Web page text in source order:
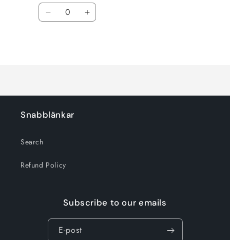
Kvantitet
Minska
Öka
Snabblänkar
Search
Refund Policy
Subscribe to our emails
E-post